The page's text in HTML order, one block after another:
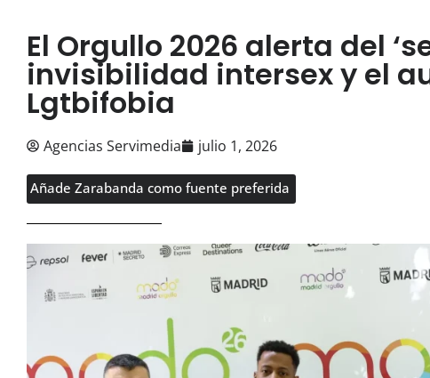
El Orgullo 2026 alerta del
invisibilidad intersex y el
Lgtbifobia
Agencias Servimedia julio 1, 2026
Añade Zarabanda como fuente preferida